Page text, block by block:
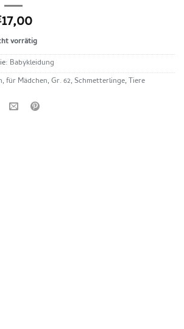
17,00
vorrätig
Babykleidung
, für Mädchen, Gr. 62, Schmetterlinge, Tiere